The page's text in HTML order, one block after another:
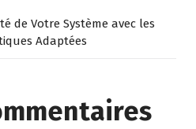
de Votre Système avec les
Adaptées